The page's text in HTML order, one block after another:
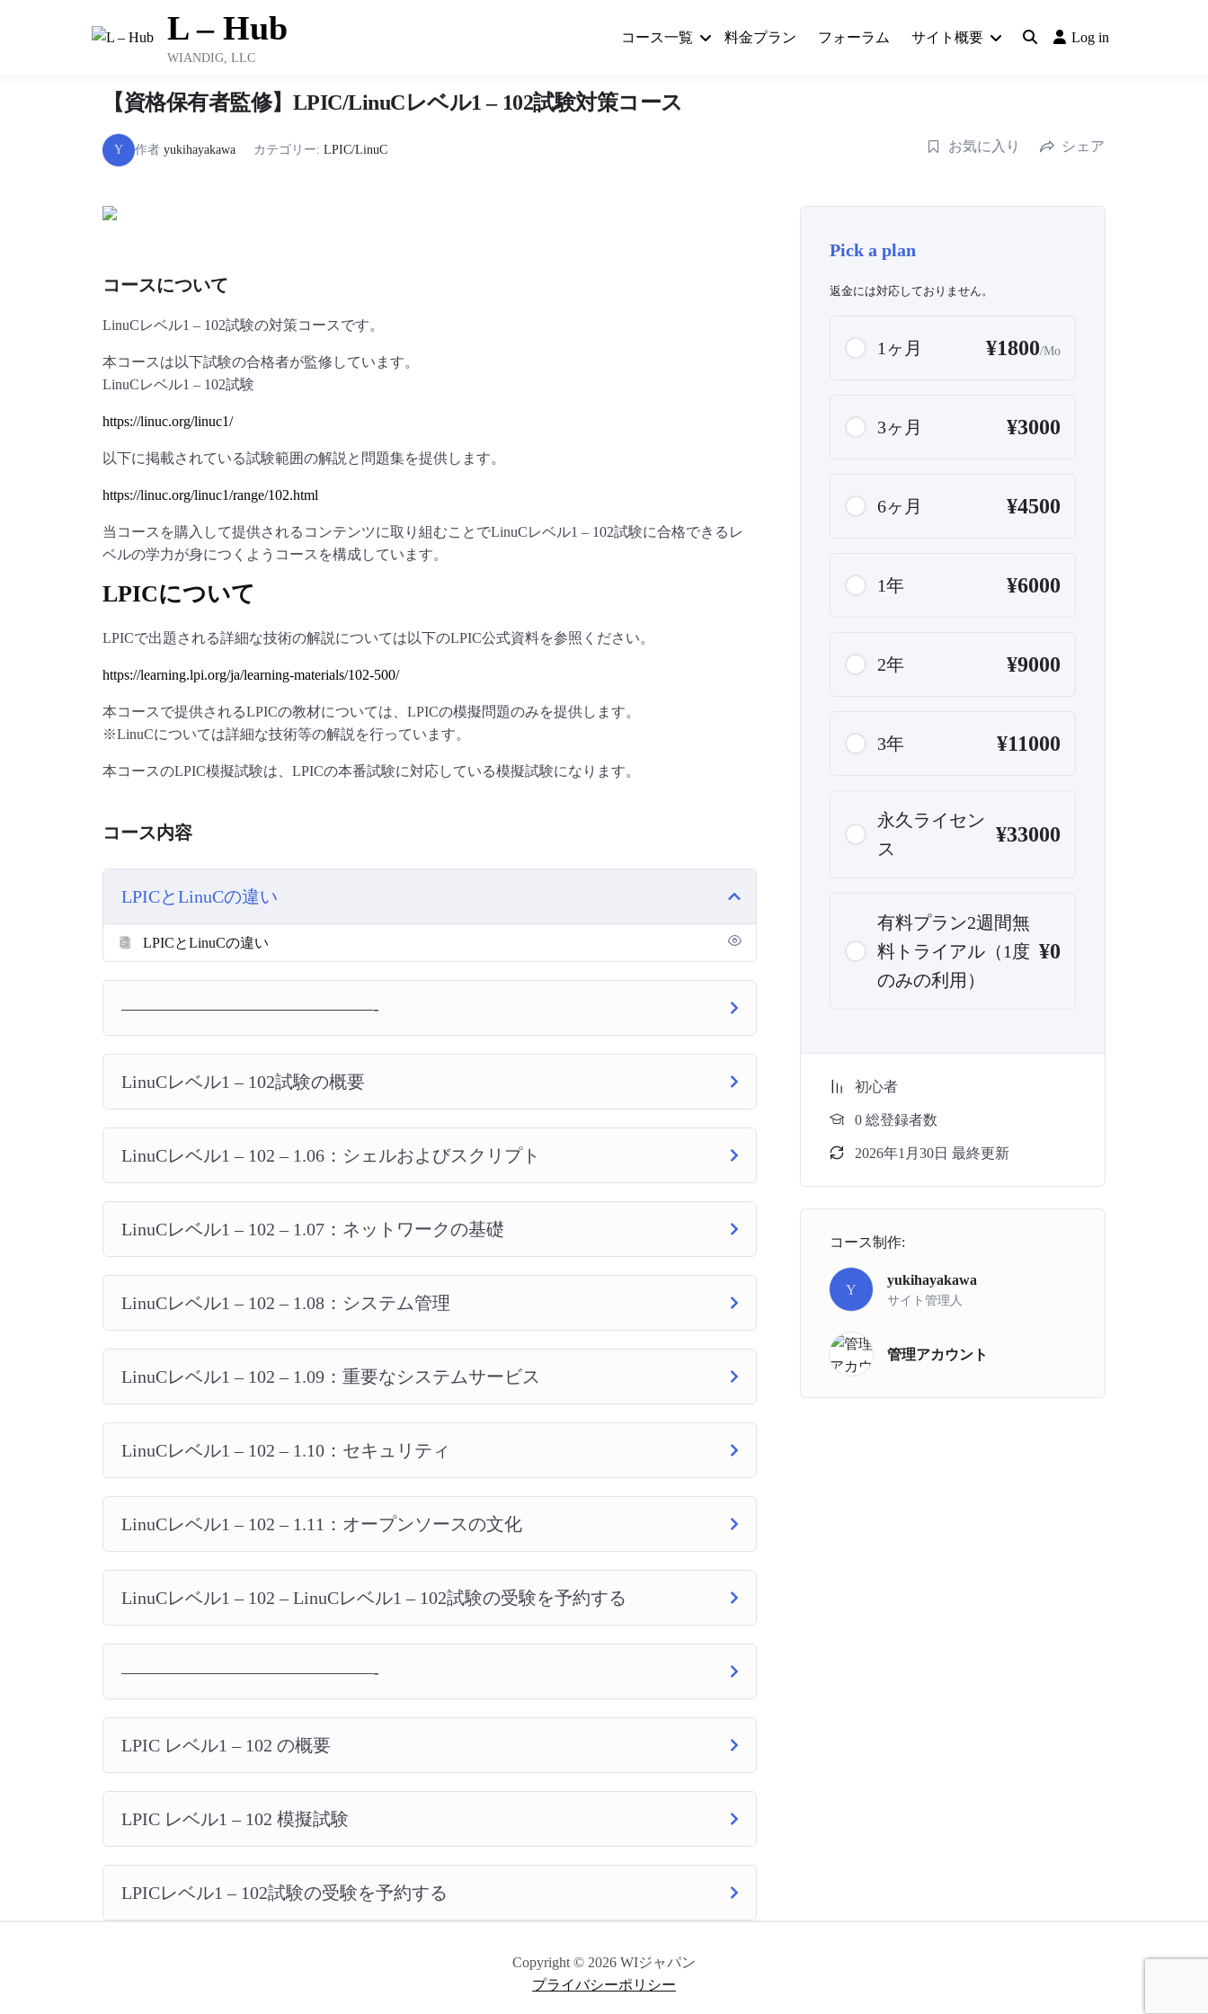
L – Hub
WIANDIG, LLC
コース一覧 料金プラン フォーラム サイト概要 Log in
【資格保有者監修】LPIC/LinuCレベル1 – 102試験対策コース
Y 作者 yukihayakawa カテゴリー: LPIC/LinuC お気に入り シェア
コースについて
LinuCレベル1 – 102試験の対策コースです。
本コースは以下試験の合格者が監修しています。
LinuCレベル1 – 102試験
https://linuc.org/linuc1/
以下に掲載されている試験範囲の解説と問題集を提供します。
https://linuc.org/linuc1/range/102.html
当コースを購入して提供されるコンテンツに取り組むことでLinuCレベル1 – 102試験に合格できるレ
ベルの学力が身につくようコースを構成しています。
LPICについて
LPICで出題される詳細な技術の解説については以下のLPIC公式資料を参照ください。
https://learning.lpi.org/ja/learning-materials/102-500/
本コースで提供されるLPICの教材については、LPICの模擬問題のみを提供します。
※LinuCについては詳細な技術等の解説を行っています。
本コースのLPIC模擬試験は、LPICの本番試験に対応している模擬試験になります。
コース内容
LPICとLinuCの違い
LPICとLinuCの違い
——————————————-
LinuCレベル1 – 102試験の概要
LinuCレベル1 – 102 – 1.06：シェルおよびスクリプト
LinuCレベル1 – 102 – 1.07：ネットワークの基礎
LinuCレベル1 – 102 – 1.08：システム管理
LinuCレベル1 – 102 – 1.09：重要なシステムサービス
LinuCレベル1 – 102 – 1.10：セキュリティ
LinuCレベル1 – 102 – 1.11：オープンソースの文化
LinuCレベル1 – 102 – LinuCレベル1 – 102試験の受験を予約する
——————————————-
LPIC レベル1 – 102 の概要
LPIC レベル1 – 102 模擬試験
LPICレベル1 – 102試験の受験を予約する
Pick a plan
返金には対応しておりません。
1ヶ月 ¥1800/Mo
3ヶ月 ¥3000
6ヶ月 ¥4500
1年 ¥6000
2年 ¥9000
3年 ¥11000
永久ライセン
ス
¥33000
有料プラン2週間無
料トライアル（1度
のみの利用）
¥0
初心者
0 総登録者数
2026年1月30日 最終更新
コース制作:
Y
yukihayakawa
サイト管理人
管理アカウント
Copyright © 2026 WIジャパン
プライバシーポリシー